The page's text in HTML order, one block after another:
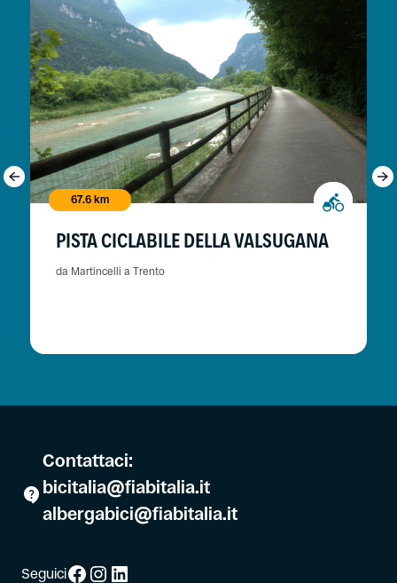
67.6 km
PISTA CICLABILE DELLA VALSUGANA
da Martincelli a Trento
Contattaci:
bicitalia@fiabitalia.it
albergabici@fiabitalia.it
SeguiciFacebook
Instagram
LinkedIn